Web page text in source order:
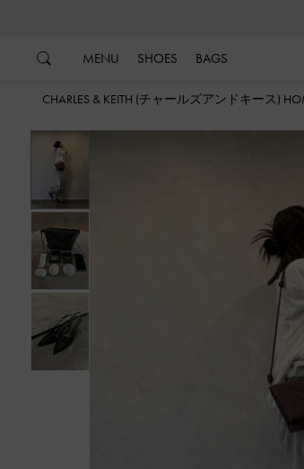
MENU SHOES BAGS
CHARLES & KEITH (チャールズアンドキース)